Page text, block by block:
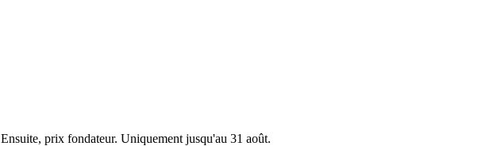
Ensuite, prix fondateur. Uniquement jusqu'au 31 août.